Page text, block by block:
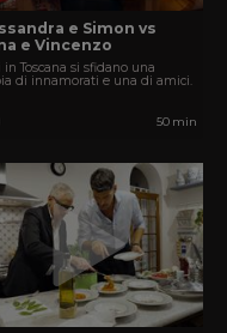
e Simon vs
e Vincenzo
in Toscana si sfidano una
di innamorati e una di amici.
50 min